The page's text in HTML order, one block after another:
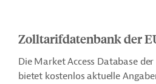
Zolltarifdatenbank der
Die Market Access Database
bietet kostenlos aktuelle